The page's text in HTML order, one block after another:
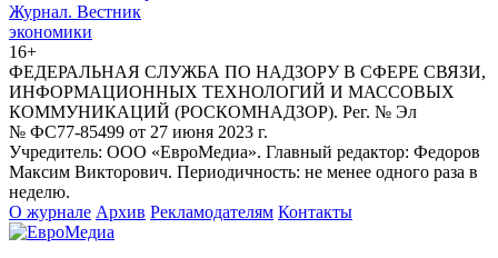
Журнал. Вестник
экономики
16+
ФЕДЕРАЛЬНАЯ СЛУЖБА ПО НАДЗОРУ В СФЕРЕ СВЯЗИ,
ИНФОРМАЦИОННЫХ ТЕХНОЛОГИЙ И МАССОВЫХ
КОММУНИКАЦИЙ (РОСКОМНАДЗОР). Рег. № Эл
№ ФС77-85499 от 27 июня 2023 г.
Учредитель: ООО «ЕвроМедиа». Главный редактор: Федоров
Максим Викторович. Периодичность: не менее одного раза в
неделю.
О журнале Архив Рекламодателям Контакты